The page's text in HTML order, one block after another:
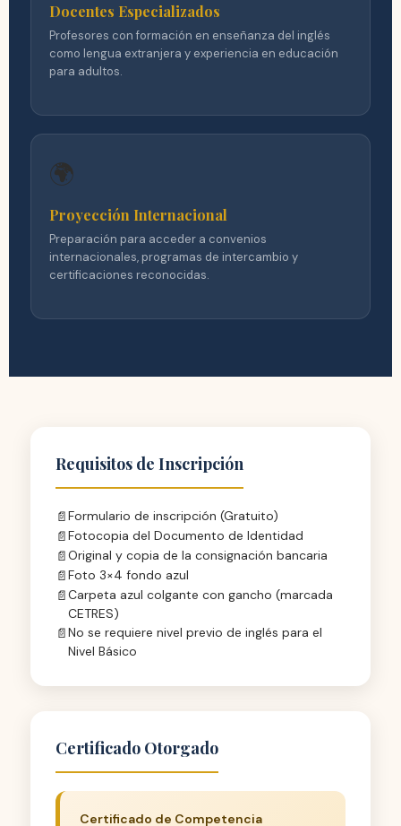
Docentes Especializados
Profesores con formación en enseñanza del inglés
como lengua extranjera y experiencia en educación
para adultos.
🌍
Proyección Internacional
Preparación para acceder a convenios
internacionales, programas de intercambio y
certificaciones reconocidas.
Requisitos de Inscripción
Formulario de inscripción (Gratuito)
Fotocopia del Documento de Identidad
Original y copia de la consignación bancaria
Foto 3×4 fondo azul
Carpeta azul colgante con gancho (marcada
CETRES)
No se requiere nivel previo de inglés para el
Nivel Básico
Certificado Otorgado
Certificado de Competencia